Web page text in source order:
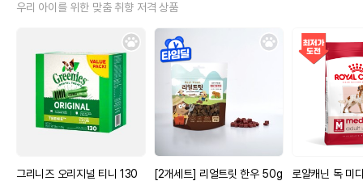
우리 아이를 위한 맞춤 취향 저격 상품
그리니즈 오리지널 티니 130
[2개세트] 리얼트릿 한우 50g
로얄캐닌 독 미